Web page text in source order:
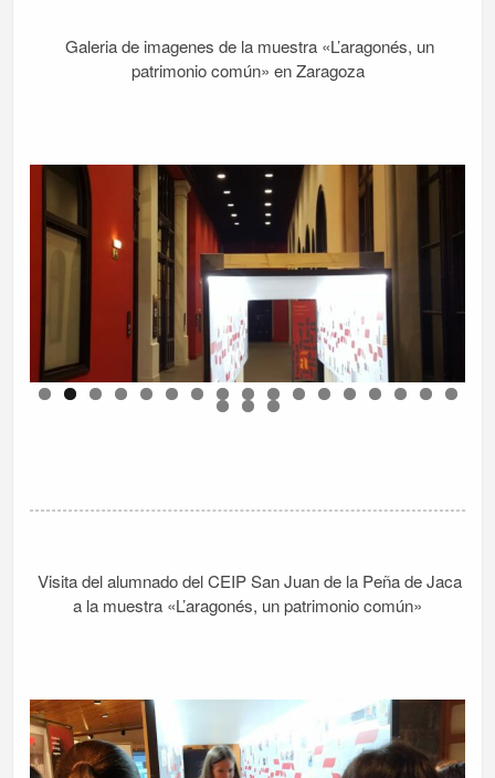
Galeria de imagenes de la muestra «L’aragonés, un
patrimonio común» en Zaragoza
Visita del alumnado del CEIP San Juan de la Peña de Jaca
a la muestra «L’aragonés, un patrimonio común»